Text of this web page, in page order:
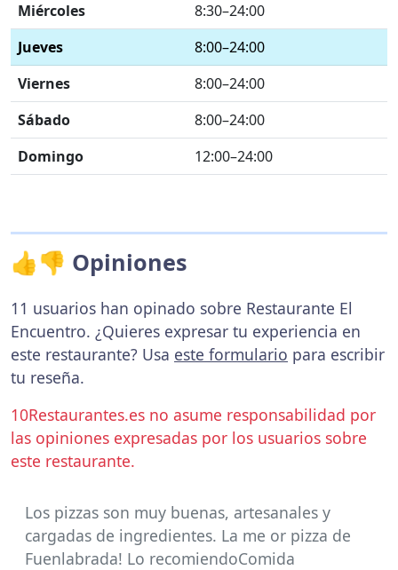
Miércoles
8:30–24:00
Jueves
8:00–24:00
Viernes
8:00–24:00
Sábado
8:00–24:00
Domingo
12:00–24:00
👍👎 Opiniones
11 usuarios han opinado sobre Restaurante El
Encuentro. ¿Quieres expresar tu experiencia en
este restaurante? Usa este formulario para escribir
tu reseña.
10Restaurantes.es no asume responsabilidad por
las opiniones expresadas por los usuarios sobre
este restaurante.
Los pizzas son muy buenas, artesanales y
cargadas de ingredientes. La me or pizza de
Fuenlabrada! Lo recomiendoComida